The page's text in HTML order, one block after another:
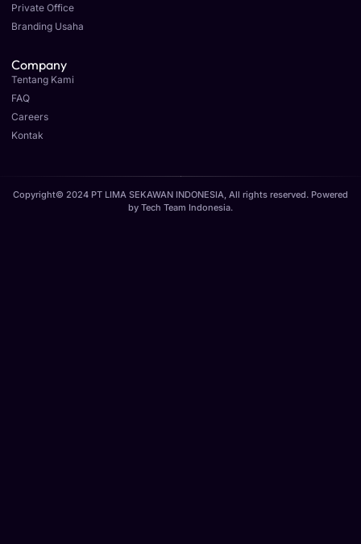
Private Office
Branding Usaha
Company
Tentang Kami
FAQ
Careers
Kontak
Copyright© 2024 PT LIMA SEKAWAN INDONESIA, All rights reserved. Powered
by Tech Team Indonesia.